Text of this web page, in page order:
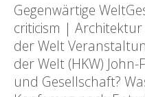
Gegenwärtige
criticism |
der Welt
der Welt (HKW)
und Gesellschaft?